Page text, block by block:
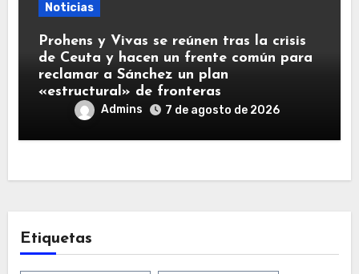
Noticias
Prohens y Vivas se reúnen tras la crisis
de Ceuta y hacen un frente común para
reclamar a Sánchez un plan
«estructural» de fronteras
Admins 7 de agosto de 2026
Etiquetas